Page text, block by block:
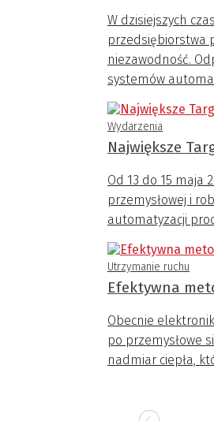
W dzisiejszych
przedsiębiorstwa
niezawodność.
systemów
Wydarzenia
Największe
Od 13 do 15 maja
przemysłowej i
automatyzacji
Utrzymanie ruchu
Efektywna
Obecnie
po przemysłowe
nadmiar ciepła,